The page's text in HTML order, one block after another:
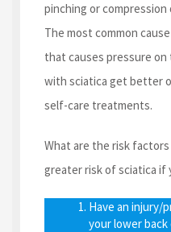
pinching or
The most common
that causes pressure
with sciatica get better
self-care treatments.
What are the risk
greater risk of sciatica if
Have an injury/
your lower